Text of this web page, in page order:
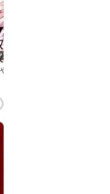
ンガ｜巻
みね稜緒